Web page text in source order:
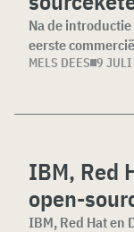
Na de
eerste
MELS DEES 9
IBM, Red
open-
IBM, Red Hat en